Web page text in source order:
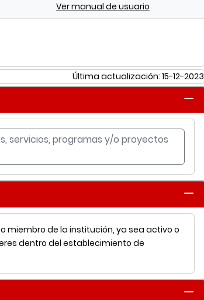
Ver manual de usuario
Última actualización: 15-12-2023
servicios, programas y/o proyectos
de la institución, ya sea activo o
dentro del establecimiento de